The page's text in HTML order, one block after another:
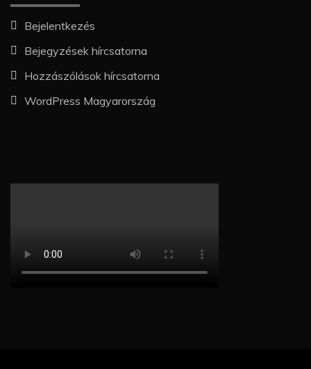
Bejelentkezés
Bejegyzések hírcsatorna
Hozzászólások hírcsatorna
WordPress Magyarország